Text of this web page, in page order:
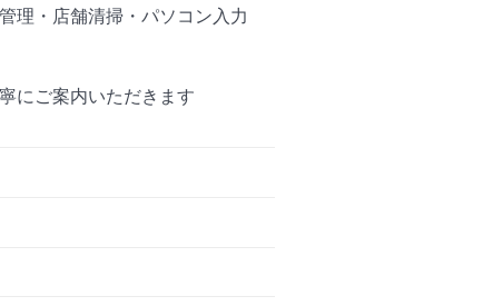
理・店舗清掃・パソコン入力
にご案内いただきます